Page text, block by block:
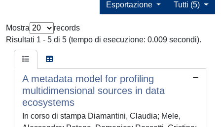
Tutti (5)
Esportazione
Mostra
records
Risultati 1 - 5 di 5 (tempo di esecuzione: 0.009 secondi).
A metadata model for profiling
multidimensional sources in data
ecosystems
In corso di stampa Diamantini, Claudia; Mele,